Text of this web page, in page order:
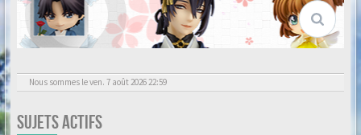
Nous sommes le ven. 7 août 2026 22:59
SUJETS ACTIFS